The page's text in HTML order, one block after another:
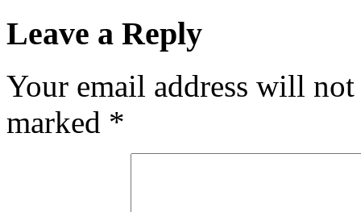
Leave a Reply
Your email address will
marked *